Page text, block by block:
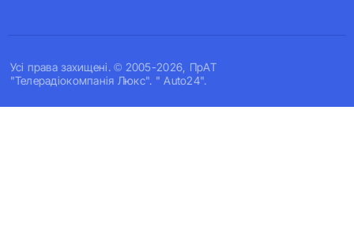
Усi права захищенi. © 2005-2026, ПрАТ
"Телерадіокомпанія Люкс". " Auto24".